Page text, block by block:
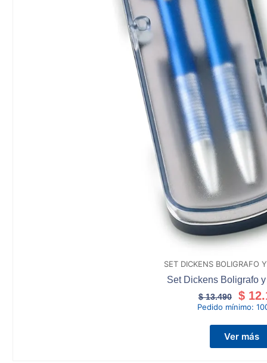
SET DICKENS BOLIGRAFO
Set Dickens Boligrafo
$13.490 $
Pedido mínimo:
Ver más